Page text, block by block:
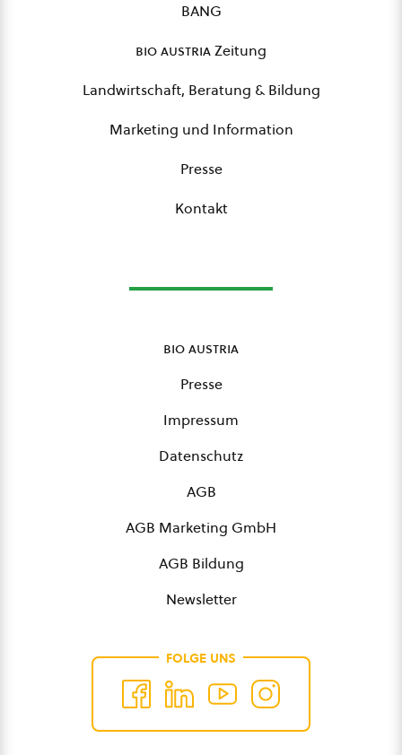
BANG
bio austriaZeitung
Landwirtschaft, Beratung & Bildung
Marketing und Information
Presse
Kontakt
bio austria
Presse
Impressum
Datenschutz
AGB
AGB Marketing GmbH
AGB Bildung
Newsletter
FOLGE UNS